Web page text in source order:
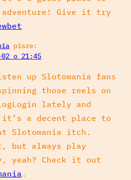
adventure! Give it try
pisze:
02 o 21:45
up Slotomania fans
those reels on
lately and
a decent place to
Slotomania itch.
but always play
yeah? Check it out
.